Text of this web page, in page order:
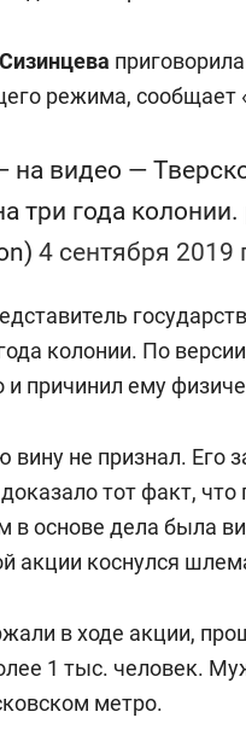
режима, сообщает
на видео —
три года колонии.
4 сентября 2019
колонии. По
и причинил ему
не признал. Его
тот факт,
в основе дела была
акции коснулся
в ходе акции,
1 тыс. человек.
метро.